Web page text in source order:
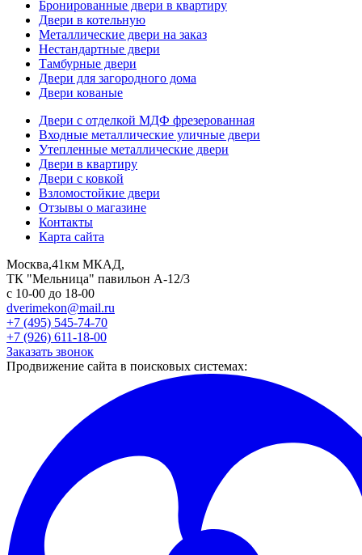
Бронированные двери в квартиру
Двери в котельную
Металлические двери на заказ
Нестандартные двери
Тамбурные двери
Двери для загородного дома
Двери кованые
Двери с отделкой МДФ фрезерованная
Входные металлические уличные двери
Утепленные металлические двери
Двери в квартиру
Двери с ковкой
Взломостойкие двери
Отзывы о магазине
Контакты
Карта сайта
Москва,41км МКАД,
ТК "Мельница" павильон А-12/3
с 10-00 до 18-00
dverimekon@mail.ru
+7 (495) 545-74-70
+7 (926) 611-18-00
Заказать звонок
Продвижение сайта в поисковых системах: